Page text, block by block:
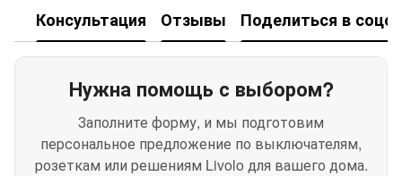
Консультация Отзывы Поделиться в
Нужна помощь с выбором?
Заполните форму, и мы подготовим
персональное предложение по выключателям,
розеткам или решениям Livolo для вашего дома.